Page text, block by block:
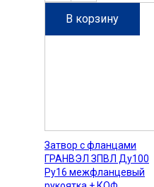
В корзину
Затвор с фланцами
ГРАНВЭЛ ЗПВЛ Ду100
Ру16 межфланцевый